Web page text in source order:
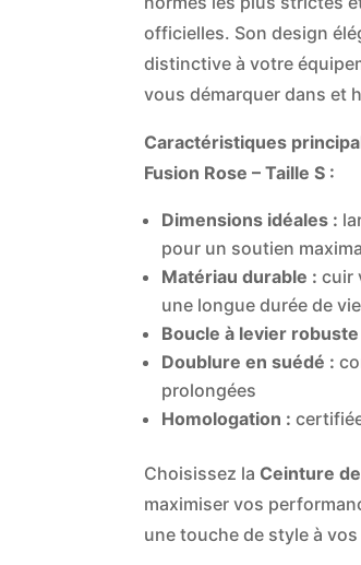
officielles. Son design
distinctive à votre
vous démarquer dans et
Caractéristiques
Fusion Rose – Taille S :
Dimensions idéales :
pour un soutien
Matériau durable : cuir
une longue durée de vie
Boucle à levier robuste
Doublure en suédé :
prolongées
Homologation :
Choisissez la Ceinture
maximiser vos
une touche de style à